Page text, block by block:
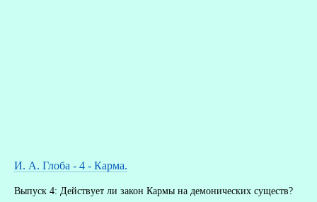
И. А. Глоба - 4 - Карма.
Выпуск 4: Действует ли закон Кармы на демонических существ?